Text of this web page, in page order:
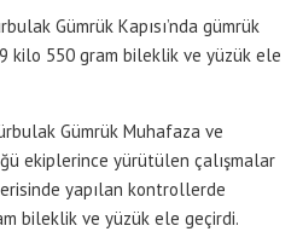
Gümrük Kapısı’nda gümrük
kilo 550 gram bileklik ve yüzük ele
Gümrük Muhafaza ve
ekiplerince yürütülen çalışmalar
yapılan kontrollerde
bileklik ve yüzük ele geçirdi.